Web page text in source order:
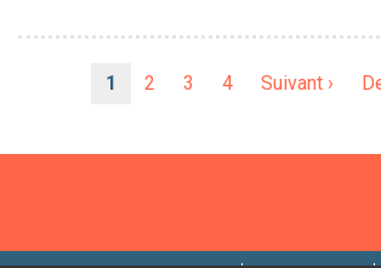
Page
1 Page
2 Page
3 Page
4
Page
Suivant ›